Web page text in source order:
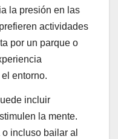
la presión en las
actividades
por un parque o
entorno.
incluir
la mente.
incluso bailar al